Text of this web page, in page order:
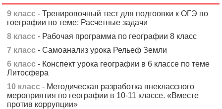
9 класс - Тренировочный тест для подгоовки к ОГЭ по
гоеграфии по теме: Расчетные задачи
8 класс - Рабочая программа по географии 8 класс
7 класс - Самоанализ урока Рельеф Земли
6 класс - Конспект урока географии в 6 классе по теме
Литосфера
10 класс - Методическая разработка внеклассного
мероприятия по географии в 10-11 классе. «Вместе
против коррупции»